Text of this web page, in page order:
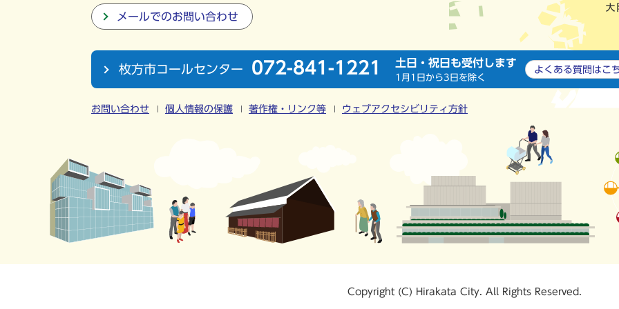
メールでのお問い合わせ
枚方市コールセンター 072-841-1221 土日・祝日も受付します
1月1日から3日を除く
よくある質問は こ
お問い合わせ 個人情報の保護 著作権・リンク等 ウェブアクセシビリティ方針
Copyright (C) Hirakata City. All Rights Reserved.